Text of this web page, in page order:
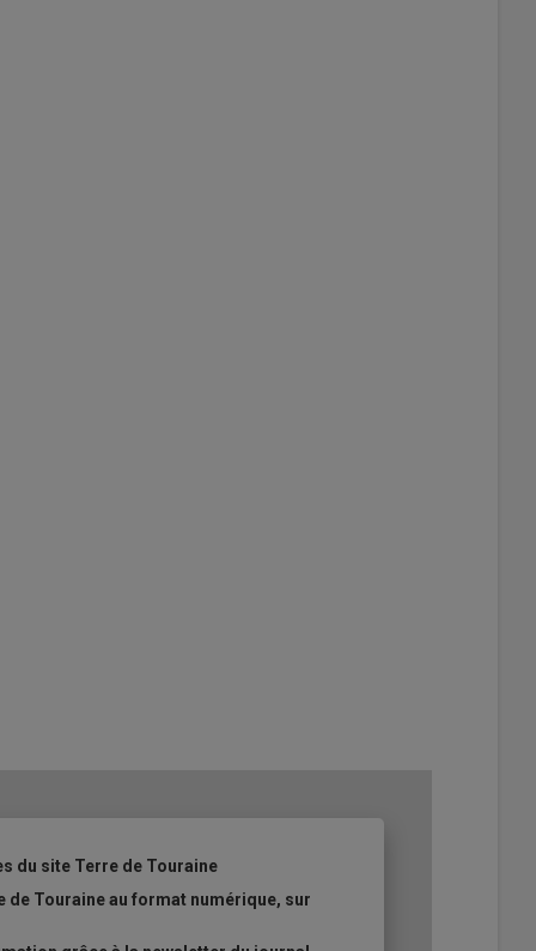
du site Terre de Touraine
de Touraine au format numérique, sur